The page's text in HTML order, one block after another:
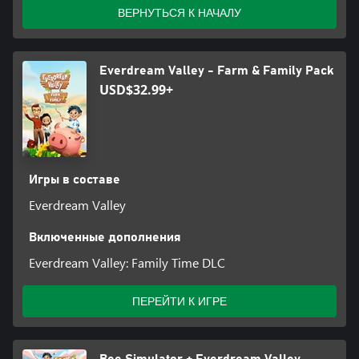
ВЕРНУТЬСЯ К НАЧАЛУ
Everdream Valley - Farm & Family Pack
USD$32.99+
Игры в составе
Everdream Valley
Включенные дополнения
Everdream Valley: Family Time DLC
ПЕРЕЙТИ К ИГРЕ